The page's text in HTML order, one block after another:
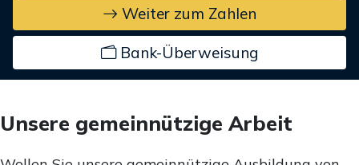
Weiter zum Zahlen
Bank-Überweisung
Unsere gemeinnützige Arbeit